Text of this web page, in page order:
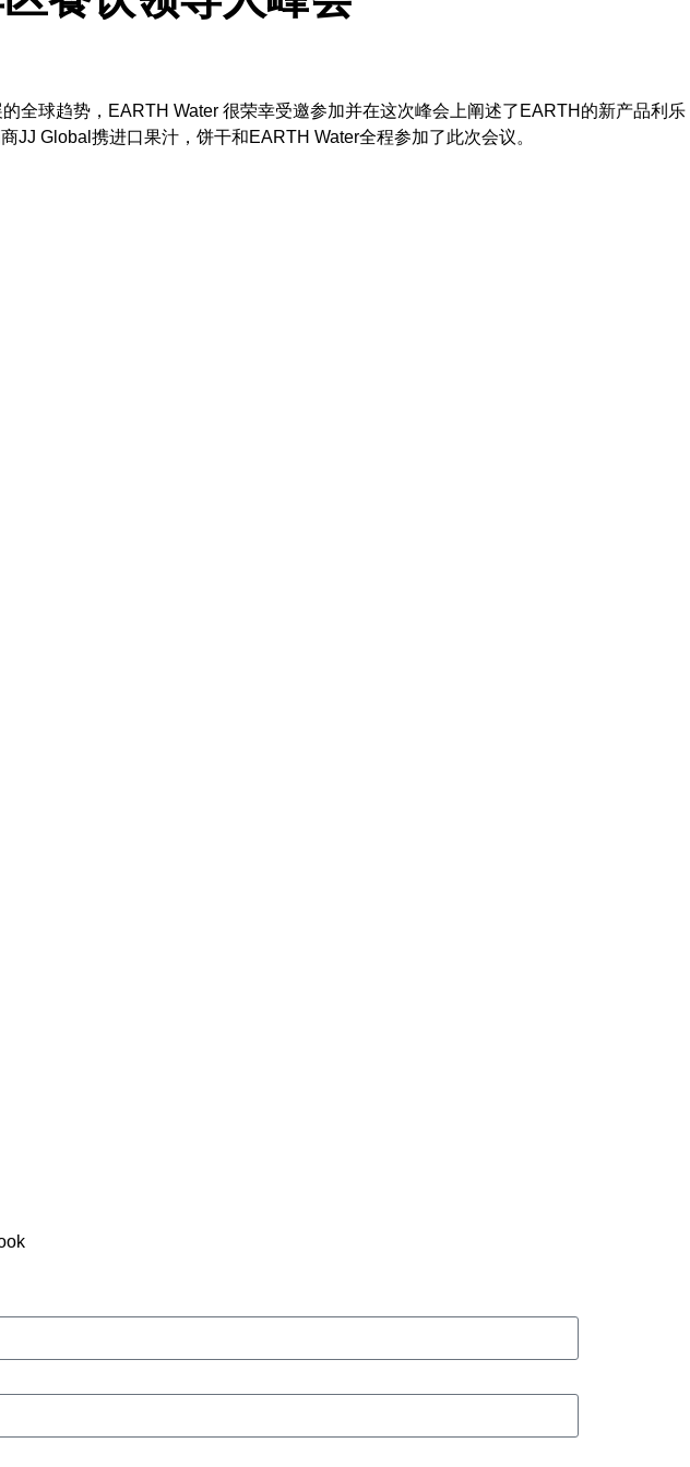
全球趋势，EARTH Water 很荣幸受邀参加并在这次峰会上阐述了EARTH的新产品利乐
Global携进口果汁，饼干和EARTH Water全程参加了此次会议。